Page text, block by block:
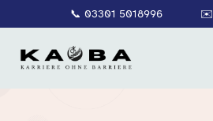
📞 03301 5018996 ✉️